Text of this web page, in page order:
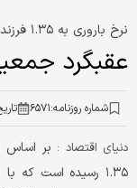
نرخ باروری به ۱.۳۵ فرزند در سال ۱۴۰۴ کاهش یافت؛
عقبگرد جمعیتی
شماره روزنامه:۶۵۷۱
دنیای اقتصاد :
۱.۳۵ رسیده است